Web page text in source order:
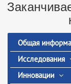
Общая
Исследования
Инновации